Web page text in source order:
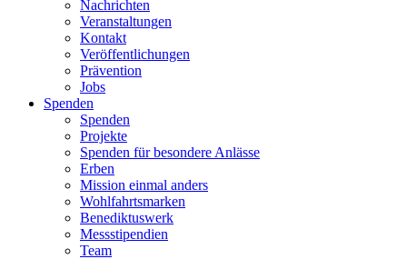
Nachrichten
Veranstaltungen
Kontakt
Veröffentlichungen
Prävention
Jobs
Spenden
Spenden
Projekte
Spenden für besondere Anlässe
Erben
Mission einmal anders
Wohlfahrtsmarken
Benediktuswerk
Messstipendien
Team